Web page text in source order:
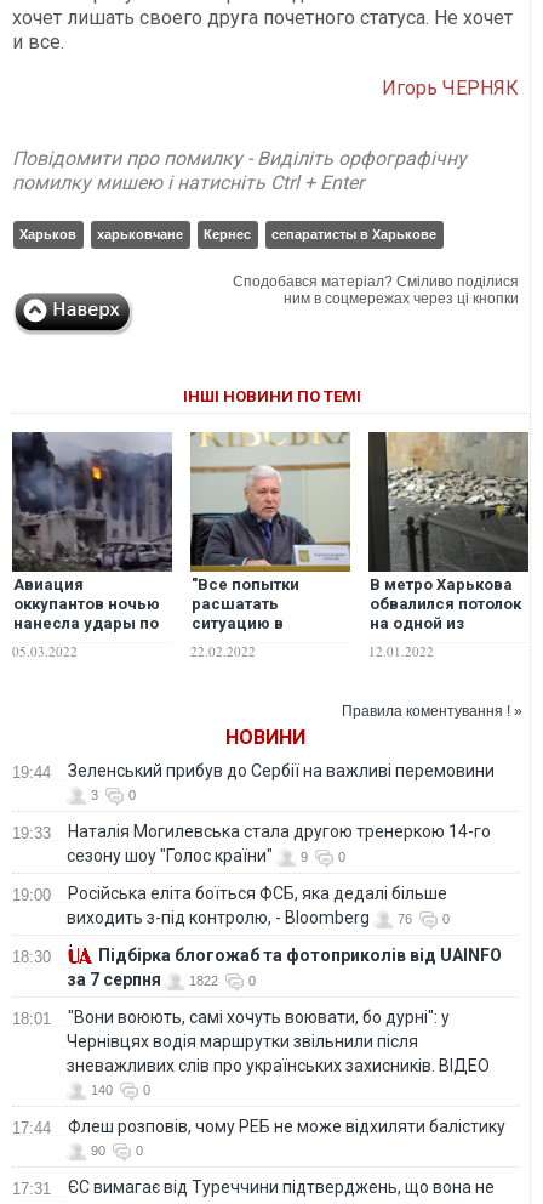
хочет лишать своего друга почетного статуса. Не хочет
и все.
Игорь ЧЕРНЯК
Повідомити про помилку - Виділіть орфографічну
помилку мишею і натисніть Ctrl + Enter
Харьков харьковчане Кернес сепаратисты в Харькове
Сподобався матеріал? Сміливо поділися
ним в соцмережах через ці кнопки
ІНШІ НОВИНИ ПО ТЕМІ
Авиация
оккупантов ночью
нанесла удары по
воинской части в
05.03.2022
"Все попытки
расшатать
ситуацию в
жестко
признание
Путиным "Л/ДНР"
22.02.2022
В метро Харькова
обвалился потолок
на одной из
12.01.2022
Правила коментування ! »
НОВИНИ
19:44 Зеленський прибув до Сербії на важливі перемовини
3 0
19:33
Наталія Могилевська стала другою тренеркою 14-го
сезону шоу "Голос країни"
9 0
19:00
Російська еліта боїться ФСБ, яка дедалі більше
виходить з-під контролю, - Bloomberg
76 0
18:30
Підбірка блогожаб та фотоприколів від UAINFO
за 7 серпня
1822 0
18:01
"Вони воюють, самі хочуть воювати, бо дурні": у
Чернівцях водія маршрутки звільнили після
зневажливих слів про українських захисників. ВІДЕО
140 0
17:44 Флеш розповів, чому РЕБ не може відхиляти балістику
90 0
17:31
ЄС вимагає від Туреччини підтверджень, що вона не